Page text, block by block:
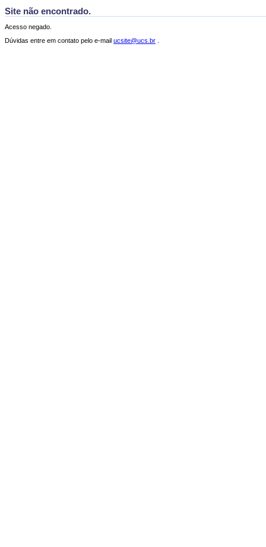
Site não encontrado.
Acesso negado.
Dúvidas entre em contato pelo e-mail ucsite@ucs.br